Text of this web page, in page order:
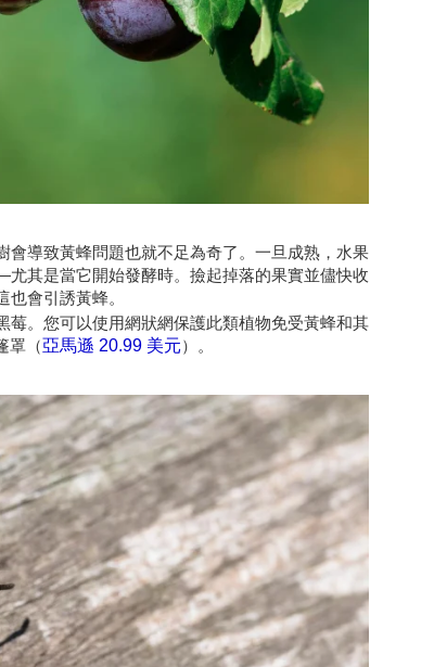
導致黃蜂問題也就不足為奇了。一旦成熟，水果
其是當它開始發酵時。撿起掉落的果實並儘快收
也會引誘黃蜂。
。您可以使用網狀網保護此類植物免受黃蜂和其
罩（亞馬遜 20.99 美元）。